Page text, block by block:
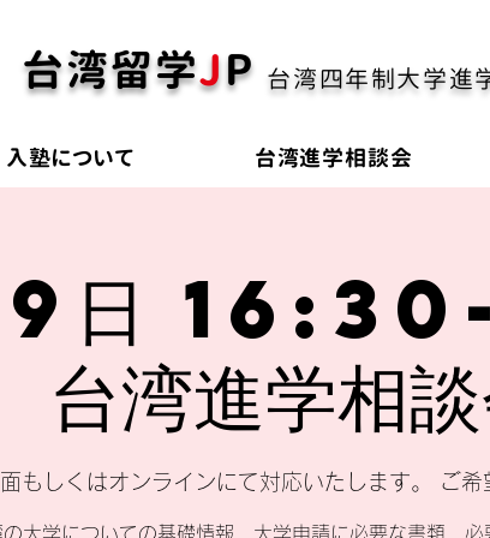
台湾留学JP 台湾四年制大学進
入塾について 台湾進学相談会
日
台湾進学相
もしくはオンラインにて対応いたします。 ご希
の大学についての基礎情報、大学申請に必要な書類、必